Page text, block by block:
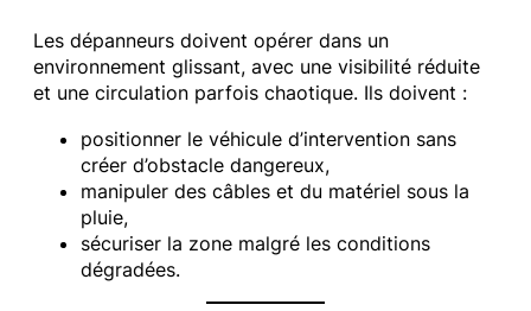
Les dépanneurs doivent opérer dans un
environnement glissant, avec une visibilité réduite
et une circulation parfois chaotique. Ils doivent :
positionner le véhicule d’intervention sans
créer d’obstacle dangereux,
manipuler des câbles et du matériel sous la
pluie,
sécuriser la zone malgré les conditions
dégradées.